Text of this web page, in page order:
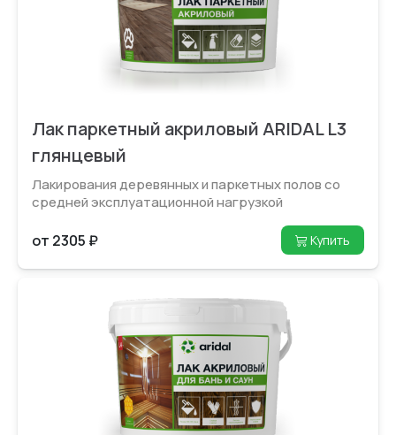
Лак паркетный акриловый ARIDAL L3
глянцевый
Лакирования деревянных и паркетных полов со
средней эксплуатацион­ной нагрузкой
от 2305 ₽ Купить